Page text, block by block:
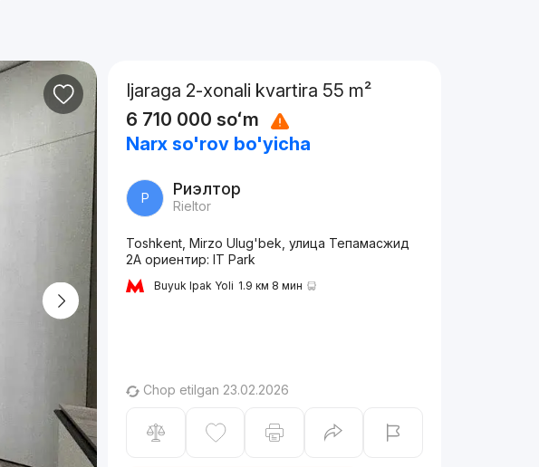
Ijaraga 2-xonali kvartira 55 m²
6 710 000 soʻm
Narx so'rov bo'yicha
Р Риэлтор
Rieltor
Toshkent, Mirzo Ulug'bek, улица Тепамасжид
2А ориентир: IT Park
Buyuk Ipak Yoli 1.9 км 8 мин
Chop etilgan 23.02.2026